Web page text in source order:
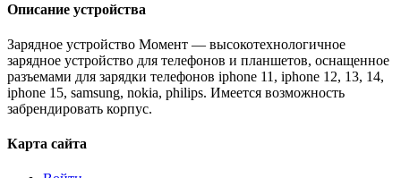
Описание устройства
Зарядное устройство Момент — высокотехнологичное
зарядное устройство для телефонов и планшетов, оснащенное
разъемами для зарядки телефонов iphone 11, iphone 12, 13, 14,
iphone 15, samsung, nokia, philips. Имеется возможность
забрендировать корпус.
Карта сайта